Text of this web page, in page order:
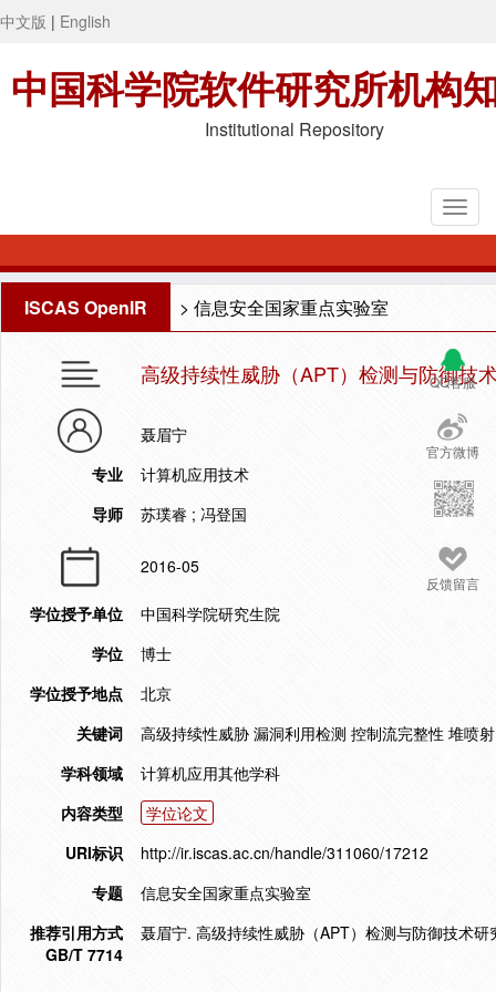
中文版 | English
中国科学院软件研究所机构
Institutional Repository
ISCAS OpenIR > 信息安全国家重点实验室
QQ客服
官方微博
反馈留言
高级持续性威胁（APT）检测与防御技
聂眉宁
专业
计算机应用技术
导师
苏璞睿 ; 冯登国
2016-05
学位授予单位
中国科学院研究生院
学位
博士
学位授予地点
北京
关键词
高级持续性威胁 漏洞利用检测 控制流完整性 堆喷
学科领域
计算机应用其他学科
内容类型
学位论文
URI标识
http://ir.iscas.ac.cn/handle/311060/17212
专题
信息安全国家重点实验室
推荐引用方式
GB/T 7714
聂眉宁. 高级持续性威胁（APT）检测与防御技术